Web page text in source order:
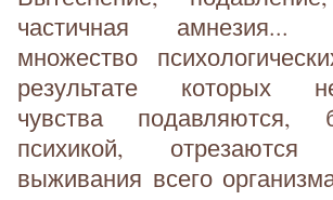
частичная амнезия...
множество
результате которых
чувства подавляются,
психикой,
выживания всего